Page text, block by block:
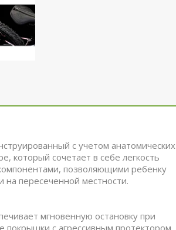
с учетом анатомических
который сочетает в себе легкость
позволяющими ребенку
на пересеченной местности.
мгновенную остановку при